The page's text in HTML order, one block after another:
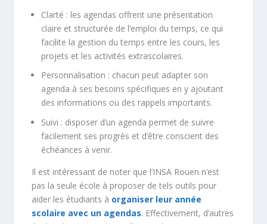
Clarté : les agendas offrent une présentation
claire et structurée de l’emploi du temps, ce qui
facilite la gestion du temps entre les cours, les
projets et les activités extrascolaires.
Personnalisation : chacun peut adapter son
agenda à ses besoins spécifiques en y ajoutant
des informations ou des rappels importants.
Suivi : disposer d’un agenda permet de suivre
facilement ses progrès et d’être conscient des
échéances à venir.
Il est intéressant de noter que l’INSA Rouen n’est
pas la seule école à proposer de tels outils pour
aider les étudiants à organiser leur année
scolaire avec un agendas. Effectivement, d’autres